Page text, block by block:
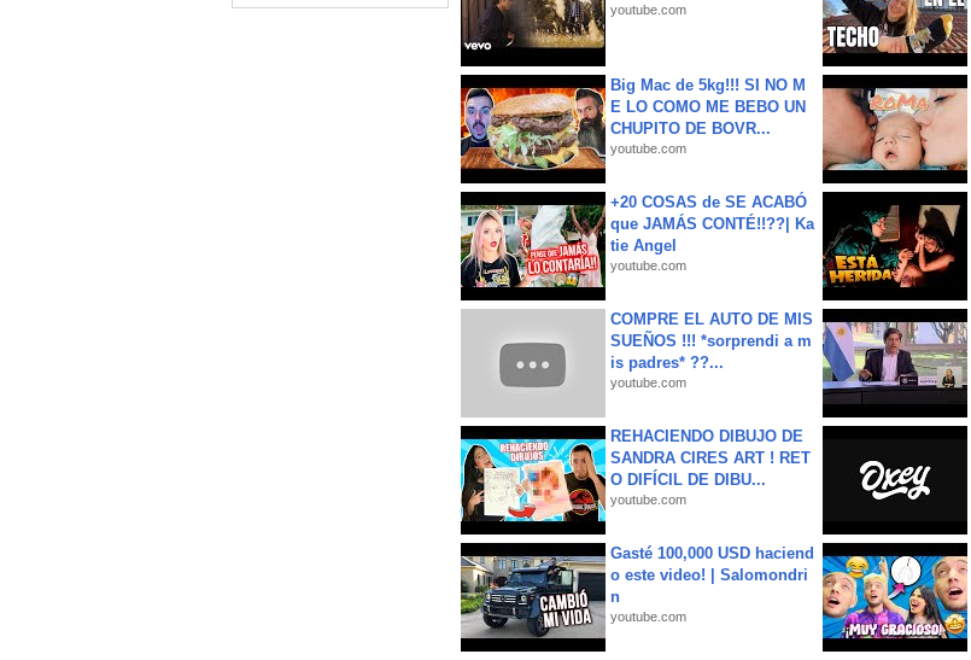
youtube.com
Big Mac de 5kg!!! SI NO M
E LO COMO ME BEBO UN
CHUPITO DE BOVR...
youtube.com
+20 COSAS de SE ACABÓ
que JAMÁS CONTÉ!!??| Ka
tie Angel
youtube.com
COMPRE EL AUTO DE MIS
SUEÑOS !!! *sorprendi a m
is padres* ??...
youtube.com
REHACIENDO DIBUJO DE
SANDRA CIRES ART ! RET
O DIFÍCIL DE DIBU...
youtube.com
Gasté 100,000 USD haciend
o este video! | Salomondri
n
youtube.com